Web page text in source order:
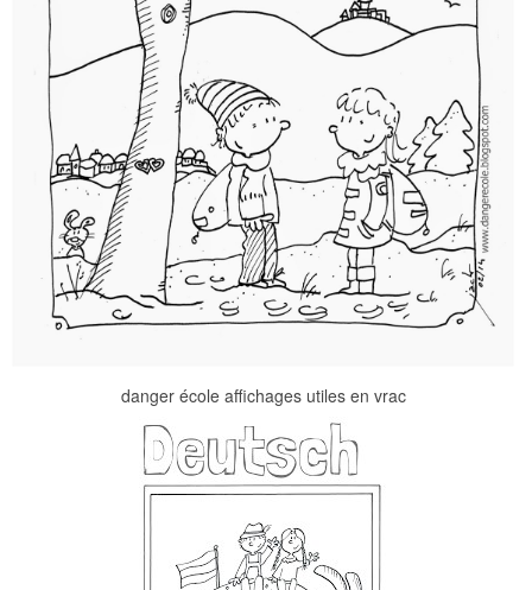
danger école affichages utiles en vrac